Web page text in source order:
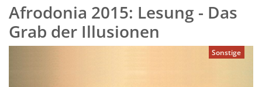
Afrodonia 2015: Lesung - Das
Grab der Illusionen
Sonstige